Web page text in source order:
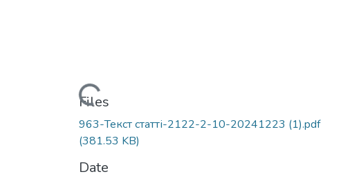
Loading...
Files
963-Текст статті-2122-2-10-20241223 (1).pdf
(381.53 KB)
Date